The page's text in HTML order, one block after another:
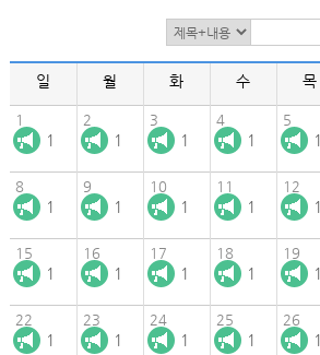
일 월 화 수 목
1
1
2
1
3
1
4
1
5
1
8
1
9
1
10
1
11
1
12
1
15
1
16
1
17
1
18
1
19
1
22
1
23
1
24
1
25
1
26
1